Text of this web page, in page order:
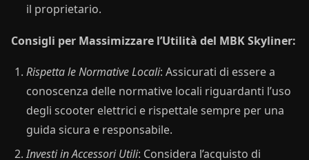
il proprietario.
Consigli per Massimizzare l’Utilità del MBK Skyliner:
Rispetta le Normative Locali: Assicurati di essere a
conoscenza delle normative locali riguardanti l’uso
degli scooter elettrici e rispettale sempre per una
guida sicura e responsabile.
Investi in Accessori Utili: Considera l’acquisto di